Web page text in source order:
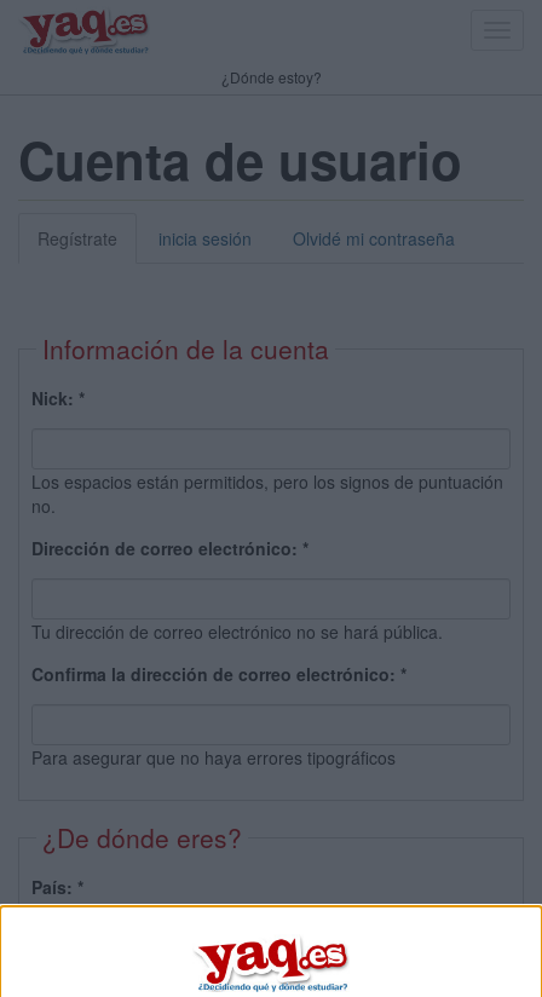
¿Dónde estoy?
Cuenta de usuario
Regístrate inicia sesión Olvidé mi contraseña
Información de la cuenta
Nick: *
Los espacios están permitidos, pero los signos de puntuación
no.
Dirección de correo electrónico: *
Tu dirección de correo electrónico no se hará pública.
Confirma la dirección de correo electrónico: *
Para asegurar que no haya errores tipográficos
¿De dónde eres?
País: *